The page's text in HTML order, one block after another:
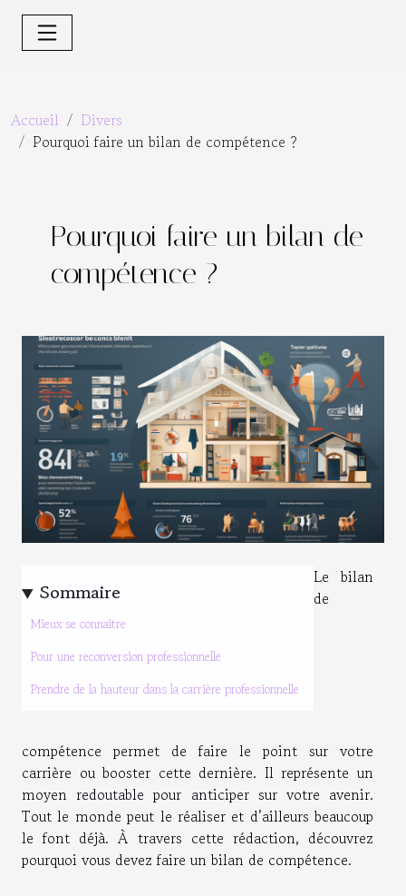
Accueil
Divers
Pourquoi faire un bilan de compétence ?
Pourquoi faire un bilan de
compétence ?
Sommaire
Mieux se connaître
Pour une reconversion professionnelle
Prendre de la hauteur dans la carrière professionnelle
Le bilan
de
compétence permet de faire le point sur votre
carrière ou booster cette dernière. Il représente un
moyen redoutable pour anticiper sur votre avenir.
Tout le monde peut le réaliser et d’ailleurs beaucoup
le font déjà. À travers cette rédaction, découvrez
pourquoi vous devez faire un bilan de compétence.